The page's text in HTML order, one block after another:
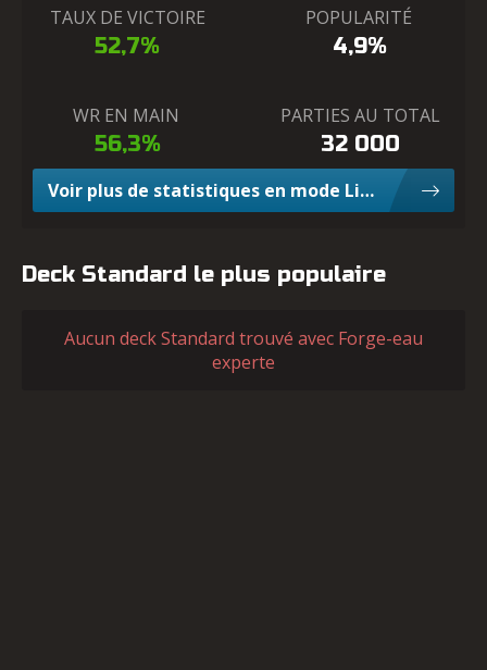
TAUX DE VICTOIRE
52,7%
POPULARITÉ
4,9%
WR EN MAIN
56,3%
PARTIES AU TOTAL
32 000
Voir plus de statistiques en mode Limited
Deck Standard le plus populaire
Aucun deck Standard trouvé avec Forge-eau
experte